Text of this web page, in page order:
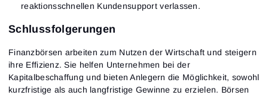
reaktionsschnellen Kundensupport verlassen.
Schlussfolgerungen
Finanzbörsen arbeiten zum Nutzen der Wirtschaft und steigern
ihre Effizienz. Sie helfen Unternehmen bei der
Kapitalbeschaffung und bieten Anlegern die Möglichkeit, sowohl
kurzfristige als auch langfristige Gewinne zu erzielen. Börsen